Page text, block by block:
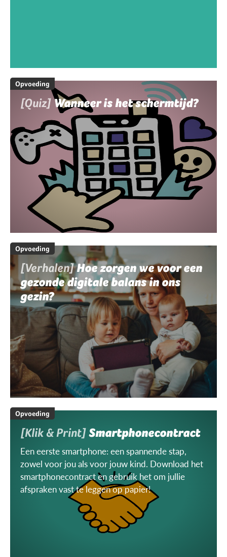
Opvoeding
[Quiz] Wanneer is het schermtijd?
Opvoeding
[Verhalen]Hoe zorgen we voor een
gezonde digitale balans in ons
gezin?
Opvoeding
[Klik & Print]Smartphonecontract
Een eerste smartphone: een spannende stap,
zowel voor jou als voor jouw kind. Download het
smartphonecontract en gebruik het om jullie
afspraken vast te leggen op papier!